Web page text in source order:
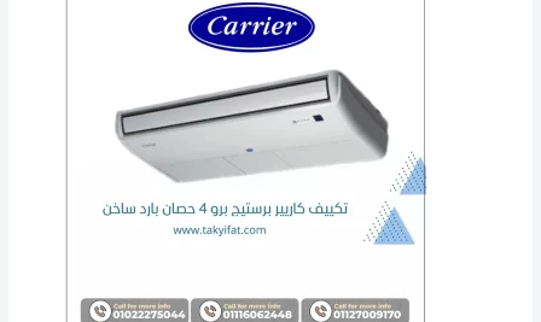
77.600,00 EGP.